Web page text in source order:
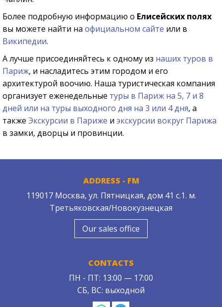
Более подробную информацию о Елисейских полях
вы можете найти на официальном сайте или в
Википедии.
А лучше присоединяйтесь к одному из наших туров в
Париж, и насладитесь этим городом и его
архитектурой воочию. Наша туристическая компания
организует еженедельные туры в Париж на 5, 7 и 8
дней или на туры выходного дня на 3 или 4 дня, а
также Экскурсии в Париже и экскурсии вокруг Парижа
в замки, дворцы и провинции.
ADDRESS - FM
119017 Москва, ул. Пятницкая, дом 41 с.1. м.
Третьяковская/Новокузнецкая
Our sales office
CONTACTS
ПН - ПТ: 13:00 — 17:00
СБ, ВС: выходной